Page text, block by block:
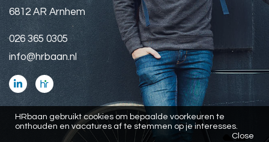
6812 AR Arnhem
026 365 0305
info@hrbaan.nl
HRbaan gebruikt cookies om bepaalde voorkeuren te
onthouden en vacatures af te stemmen op je interesses.
Close